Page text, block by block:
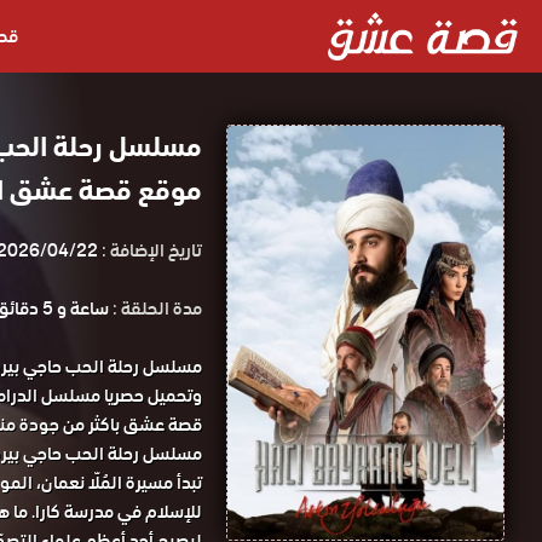
موقع قصة عشق
تاريخ الإضافة :04/22
مدة الحلقة :ساعة و 5 دقائق
مسلسل رحلة الحب حاجي بيرم ولي الحلقة
تبدأ مسيرة المُلّا نعمان،
للإسلام في مدرسة كارا. ما